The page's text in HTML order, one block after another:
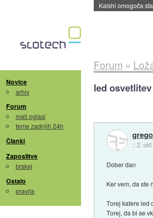
Sandisk že prodal
Novice
arhiv
Forum
mali oglasi
teme zadnjih 24h
Članki
Zaposlitve
brskaj
Ostalo
pravila
Forum »
led
::2.
Dober dan
Ker vem, da ste
Torej katere led
Torej, da bi se